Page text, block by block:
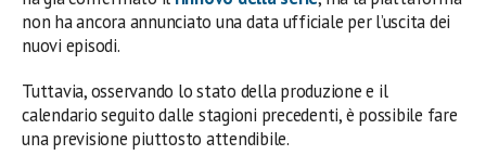
non ha ancora annunciato una data ufficiale per l’uscita dei
nuovi episodi.
Tuttavia, osservando lo stato della produzione e il
calendario seguito dalle stagioni precedenti, è possibile fare
una previsione piuttosto attendibile.